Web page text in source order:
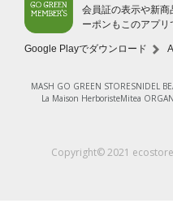
特定商取引法に
法人会員サービス
会員証の表示や新
ーポンもこのアプリ
Google Playでダウンロード
MASH GO GREEN STORESNIDEL
La Maison HerboristeMitea
Copyright© 2021